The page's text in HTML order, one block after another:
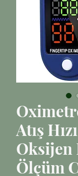
Atış
Oksijen
Ölçüm